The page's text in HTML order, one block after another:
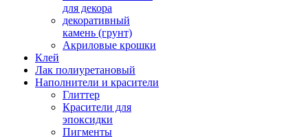
для декора
декоративный
камень (грунт)
Акриловые крошки
Клей
Лак полиуретановый
Наполнители и красители
Глиттер
Красители для
эпоксидки
Пигменты